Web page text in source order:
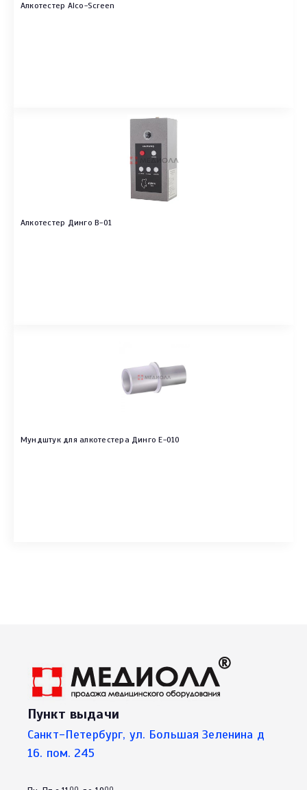
Алкотестер Alco-Screen
Алкотестер Динго B-01
Мундштук для алкотестера Динго E-010
Пункт выдачи
Санкт-Петербург, ул. Большая Зеленина д
16. пом. 245